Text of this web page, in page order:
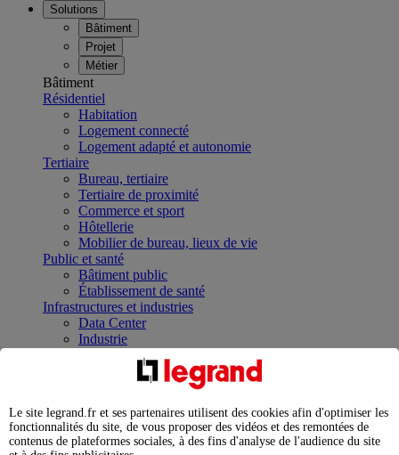
Solutions
Bâtiment
Projet
Métier
Bâtiment
Résidentiel
Habitation
Logement connecté
Logement adapté et autonomie
Tertiaire
Bureau, tertiaire
Tertiaire de proximité
Commerce et sport
Hôtellerie
Mobilier de bureau, lieux de vie
Public et santé
Bâtiment public
Établissement de santé
Infrastructures et industries
Data Center
Industrie
Infrastructures
Contrôler et planifier le fonctionnement des appareils
Répartir et optimiser son tableau électrique
Legrand Data Center Solutions : concentrer les
expertises au service de vos performances
Le site legrand.fr et ses partenaires utilisent des cookies afin d'optimiser les
fonctionnalités du site, de vous proposer des vidéos et des remontées de
contenus de plateformes sociales, à des fins d'analyse de l'audience du site